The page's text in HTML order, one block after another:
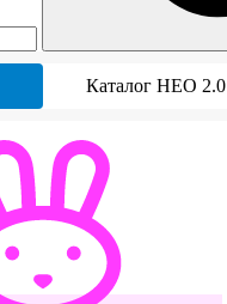
Каталог НЕО 2.0